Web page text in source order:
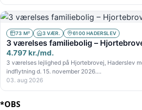
73 M² 3 VÆR. 6100 HADERSLEV
3 værelses familiebolig –
4.797 kr./md.
3 værelses lejlighed på Hjortebrovej, Haderslev
indflytning d. 15. november 2026.…
03. aug 2026
*OBS